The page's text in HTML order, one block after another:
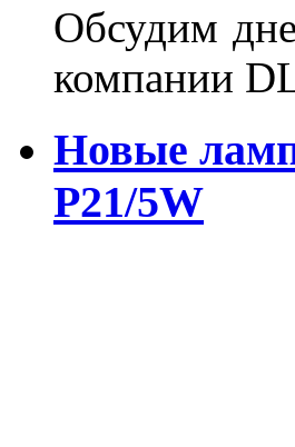
Обсудим
компании
Новые
P21/5W